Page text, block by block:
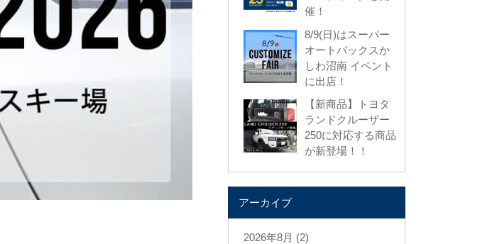
催！
8/9(日)はスーパー
オートバックスか
しわ沼南 イベント
に出店！
【新商品】トヨタ
ランドクルーザー
250に対応する商品
が新登場！！
アーカイブ
2026年8月 (2)